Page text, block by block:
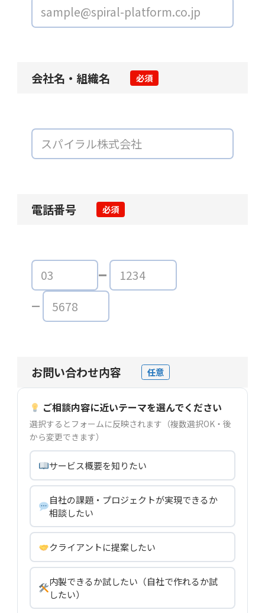
会社名・組織名 必須
電話番号 必須
お問い合わせ内容 任意
ご相談内容に近いテーマを選んでください
選択するとフォームに反映されます（複数選択OK・後
から変更できます）
サービス概要を知りたい
自社の課題・プロジェクトが実現できるか
相談したい
クライアントに提案したい
内製できるか試したい（自社で作れるか試
したい）